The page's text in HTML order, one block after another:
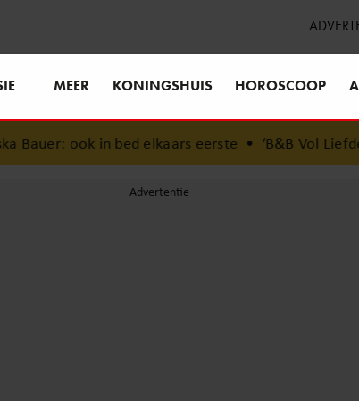
MEER KONINGSHUIS HOROSCOOP
bed elkaars eerste•‘B&B Vol Liefde’-Timothy